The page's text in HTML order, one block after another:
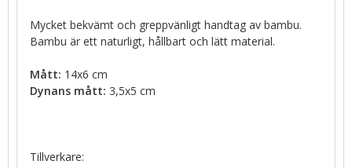
Mycket bekvämt och greppvänligt handtag av bambu.
Bambu är ett naturligt, hållbart och lätt material.
Mått: 14x6 cm
Dynans mått: 3,5x5 cm
Tillverkare: